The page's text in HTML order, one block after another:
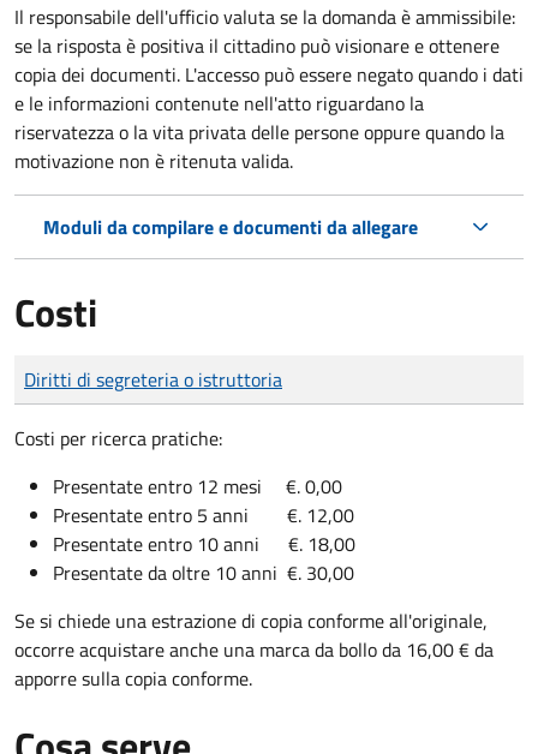
Il responsabile dell'ufficio valuta se la domanda è ammissibile:
se la risposta è positiva il cittadino può visionare e ottenere
copia dei documenti. L'accesso può essere negato quando i dati
e le informazioni contenute nell'atto riguardano la
riservatezza o la vita privata delle persone oppure quando la
motivazione non è ritenuta valida.
Moduli da compilare e documenti da allegare
Costi
Tipo di pagamento
Importo
Diritti di segreteria o istruttoria
Costi per ricerca pratiche:
Presentate entro 12 mesi €. 0,00
Presentate entro 5 anni €. 12,00
Presentate entro 10 anni €. 18,00
Presentate da oltre 10 anni €. 30,00
Se si chiede una estrazione di copia conforme all'originale,
occorre acquistare anche una marca da bollo da 16,00 € da
apporre sulla copia conforme.